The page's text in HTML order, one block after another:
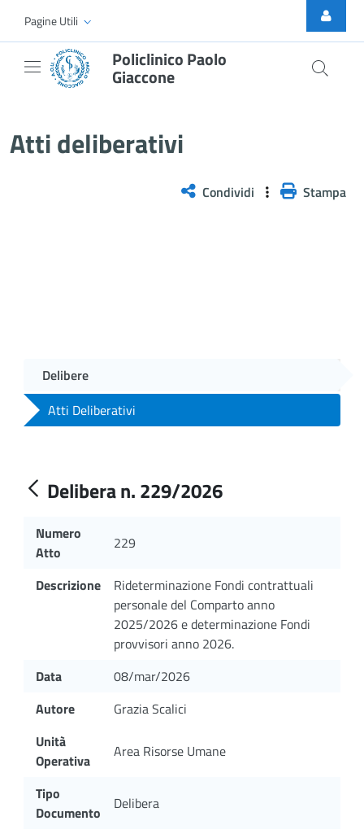
Skip to Main Content
Pagine Utili
Policlinico Paolo
Giaccone
Atti deliberativi
Condividi Stampa
Delibere
Atti Deliberativi
Delibera n. 229/2026
Numero
Atto
229
Descrizione
Rideterminazione Fondi contrattuali
personale del Comparto anno
2025/2026 e determinazione Fondi
provvisori anno 2026.
Data
08/mar/2026
Autore
Grazia Scalici
Unità
Operativa
Area Risorse Umane
Tipo
Documento
Delibera